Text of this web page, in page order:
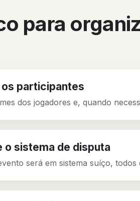
para
participantes
dos jogadores e, quando
o sistema de disputa
será em sistema suíço,